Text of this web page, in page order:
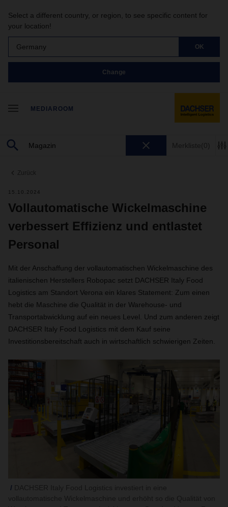
Select a different country, or region, to see specific content for
your location!
Germany OK
Change
MEDIAROOM
Merkliste(0)
Zurück
15.10.2024
Vollautomatische Wickelmaschine
verbessert Effizienz und entlastet
Personal
Mit der Anschaffung der vollautomatischen Wickelmaschine des
italienischen Herstellers Robopac setzt DACHSER Italy Food
Logistics am Standort Verona ein klares Statement: Zum einen
hebt die Maschine die Qualität in der Warehouse- und
Transportabwicklung auf ein neues Level. Und zum anderen zeigt
DACHSER Italy Food Logistics mit dem Kauf seine
Investitionsbereitschaft auch in wirtschaftlich schwierigen Zeiten.